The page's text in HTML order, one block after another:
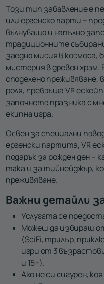
Този тип забавление е
или ергенско парти –
вълнуващо и напълно
традиционните
заедно мисия в космоса,
мистерия в древен
споделено преживяване,
роля, превръща VR
започнете празника с
екипна игра.
Освен за специални
ергенски партита, VR
подарък за рожден ден –
така и за тийнейджър,
преживяване.
Важни детайли
Услугата се
Можеш да избираш
(SciFi, трилър,
игри от 3
и 15+).
Ако не си сигурен,